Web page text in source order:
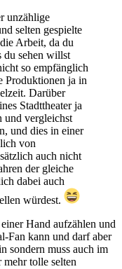
unzählige
selten gespielte
Arbeit, da du
du sehen willst
so empfänglich
Produktionen ja in
Darüber
Stadttheater ja
und vergleichst
und dies in einer
von
auch nicht
der gleiche
dabei auch
würdest.
Hand aufzählen und
Fan kann und darf aber
sondern muss auch im
mehr tolle selten